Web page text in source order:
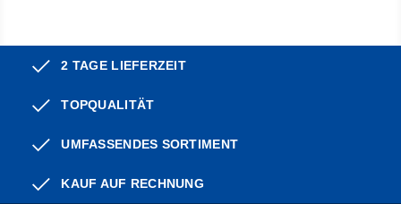
2 TAGE LIEFERZEIT
TOPQUALITÄT
UMFASSENDES SORTIMENT
KAUF AUF RECHNUNG